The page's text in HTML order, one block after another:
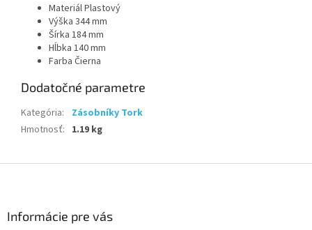
Materiál Plastový
Výška 344 mm
Šírka 184 mm
Hĺbka 140 mm
Farba Čierna
Dodatočné parametre
Kategória:
Zásobníky Tork
Hmotnosť: 1.19 kg
Informácie pre vás